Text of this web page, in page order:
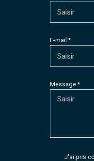
E-mail *
Message *
J'ai pris